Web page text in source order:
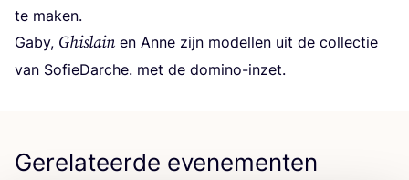
te maken.
Gaby, Ghis­lain en Anne zijn model­len uit de col­lec­tie
van Sofie­Dar­che. met de domino-inzet.
Gerelateerde evenementen